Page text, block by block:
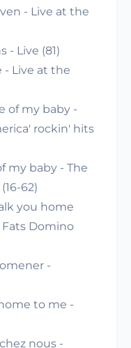
- Live at the
- Live (81)
- Live at the
of my baby -
rockin' hits
my baby - The
62)
you home
Domino
-
to me -
nous -